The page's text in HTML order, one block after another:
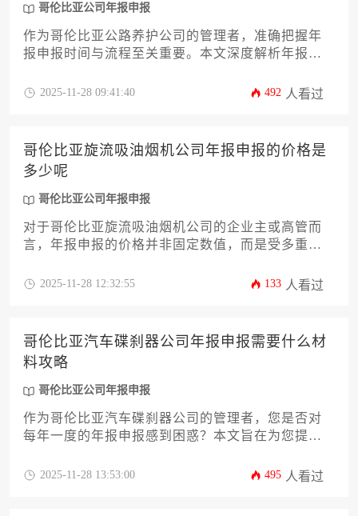
哥伦比亚公司年报申报
作为哥伦比亚公路养护公司的管理者，准确把握年
报申报时间与流程至关重要。本文深度解析年报提
申报策略。帮助企业高效完成哥伦比亚公司年报申
2025-11-28 09:41:40 492 人看过
哥伦比亚旋流吸油烟机公司年报申报的价格是
多少呢
哥伦比亚公司年报申报
对于哥伦比亚旋流吸油烟机公司的企业主或高管而
言，年报申报的价格并非固定数值，而是受多重因
型、附加成本及合规策略等维度，深度解析报价构
2025-11-28 12:32:55 133 人看过
哥伦比亚汽车碟刹器公司年报申报需要什么材
料攻略
哥伦比亚公司年报申报
作为哥伦比亚汽车碟刹器公司的管理者，您是否对
每年一度的年报申报感到困惑？本文旨在为您提供
从基础公司文件到财务报告、从税务证明到董事会
2025-11-28 13:53:00 495 人看过